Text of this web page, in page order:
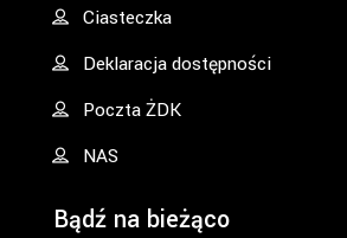
Ciasteczka
Deklaracja dostępności
Poczta ŻDK
NAS
Bądź na bieżąco